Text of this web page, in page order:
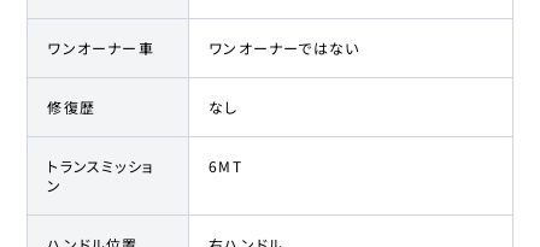
ワンオーナー車 ワンオーナーではない
修復歴 なし
トランスミッショ
ン
6MT